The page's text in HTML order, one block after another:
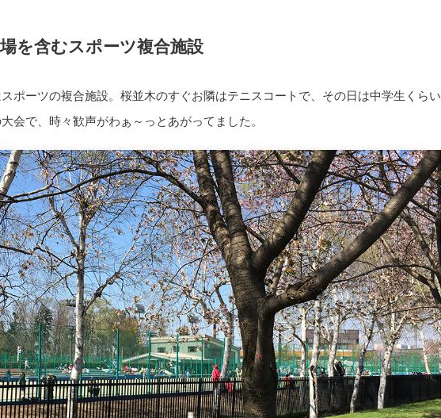
を含むスポーツ複合施設
ポーツの複合施設。桜並木のすぐお隣はテニスコートで、その日は中学生くらい
会で、時々歓声がわぁ～っとあがってました。